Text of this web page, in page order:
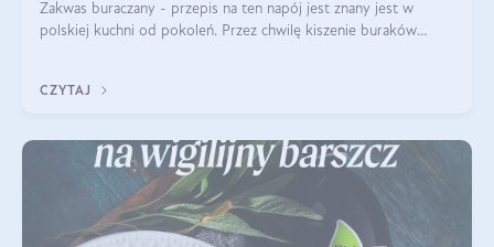
Zakwas buraczany - przepis na ten napój jest znany jest w
polskiej kuchni od pokoleń. Przez chwilę kiszenie buraków
CZYTAJ